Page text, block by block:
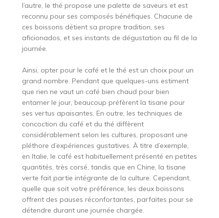
l’autre, le thé propose une palette de saveurs et est
reconnu pour ses composés bénéfiques. Chacune de
ces boissons détient sa propre tradition, ses
aficionados, et ses instants de dégustation au fil de la
journée.
Ainsi, opter pour le café et le thé est un choix pour un
grand nombre. Pendant que quelques-uns estiment
que rien ne vaut un café bien chaud pour bien
entamer le jour, beaucoup préfèrent la tisane pour
ses vertus apaisantes. En outre, les techniques de
concoction du café et du thé diffèrent
considérablement selon les cultures, proposant une
pléthore d’expériences gustatives. À titre d’exemple,
en Italie, le café est habituellement présenté en petites
quantités, très corsé, tandis que en Chine, la tisane
verte fait partie intégrante de la culture. Cependant,
quelle que soit votre préférence, les deux boissons
offrent des pauses réconfortantes, parfaites pour se
détendre durant une journée chargée.